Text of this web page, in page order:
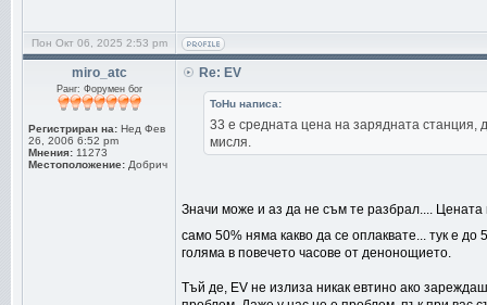
Пон Окт 06, 2025 2:53 pm
miro_atc
Ранг: Форумен бог
Регистриран на: Нед Фев
26, 2006 6:52 pm
Мнения: 11273
Местоположение: Добрич
Re: EV
ToHu написа:
33 е средната цена на зарядната станция,
мисля.
Значи може и аз да не съм те разбрал....
само 50% няма какво да се оплаквате... тук е до
голяма в повечето часове от денонощието.
Тъй де, EV не излиза никак евтино ако